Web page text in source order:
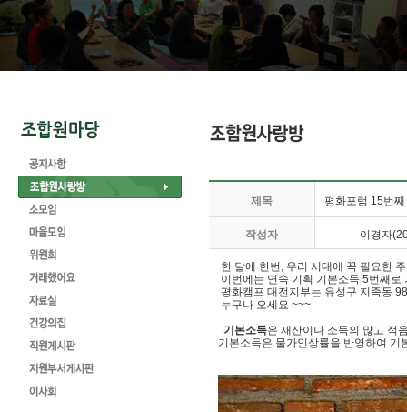
제목 평화포럼 15번
작성자 이경자
한 달에 한번, 우리 시대에 꼭 필요한
이번에는 연속 기획 기본소득 5번째
평화캠프 대전지부는 유성구 지족동
누구나 오세요 ~~~
기본소득은 재산이나 소득의 많고 적
기본소득은 물가인상률을 반영하여 기